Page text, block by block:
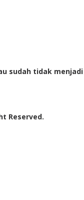
sudah tidak
Reserved.